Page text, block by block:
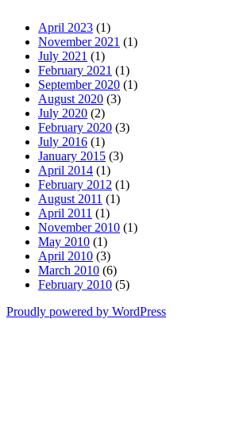
April 2023 (1)
November 2021 (1)
July 2021 (1)
February 2021 (1)
September 2020 (1)
August 2020 (3)
July 2020 (2)
February 2020 (3)
July 2016 (1)
January 2015 (3)
April 2014 (1)
February 2012 (1)
August 2011 (1)
April 2011 (1)
November 2010 (1)
May 2010 (1)
April 2010 (3)
March 2010 (6)
February 2010 (5)
Proudly powered by WordPress